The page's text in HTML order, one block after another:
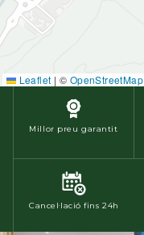
Leaflet | © OpenStreetMap
Millor preu garantit
Cancel·lació fins 24h